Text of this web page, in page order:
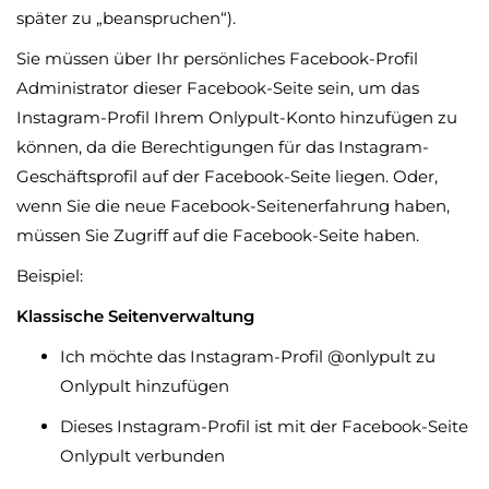
später zu „beanspruchen“).
Sie müssen über Ihr persönliches Facebook-Profil
Administrator dieser Facebook-Seite sein, um das
Instagram-Profil Ihrem Onlypult-Konto hinzufügen zu
können, da die Berechtigungen für das Instagram-
Geschäftsprofil auf der Facebook-Seite liegen. Oder,
wenn Sie die neue Facebook-Seitenerfahrung haben,
müssen Sie Zugriff auf die Facebook-Seite haben.
Beispiel:
Klassische Seitenverwaltung
Ich möchte das Instagram-Profil @onlypult zu
Onlypult hinzufügen
Dieses Instagram-Profil ist mit der Facebook-Seite
Onlypult verbunden